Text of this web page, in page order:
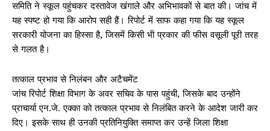
समिति ने स्कूल पहुंचकर दस्तावेज खंगाले और अभिभावकों से बात की। जांच में
यह स्पष्ट हो गया कि आरोप सही हैं। रिपोर्ट में साफ कहा गया कि यह स्कूल
सरकारी योजना का हिस्सा है, जिसमें किसी भी प्रकार की फीस वसूली पूरी तरह
से गलत है।
तत्काल प्रभाव से निलंबन और अटैचमेंट
जांच रिपोर्ट शिक्षा विभाग के अवर सचिव के पास पहुंची, जिसके बाद उन्होंने
प्राचार्या एन.जे. एक्का को तत्काल प्रभाव से निलंबित करने के आदेश जारी कर
दिए। इसके साथ ही उनकी प्रतिनियुक्ति समाप्त कर उन्हें जिला शिक्षा